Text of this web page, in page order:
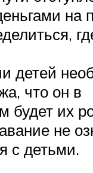
на
детей
что он в
будет их
не
с детьми.